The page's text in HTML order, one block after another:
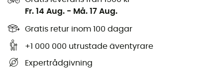
Fr. 14 Aug. - Må. 17 Aug.
Gratis retur inom 100 dagar
+1 000 000 utrustade äventyrare
Expertrådgivning
äventyr. Denna mycket exakta IGN-karta (skala 1:25 000)
innehåller alla nödvändiga detaljer för att navigera på
stigar och vägar i Basse Terre - Soufrière - Les Saintes
och upptäcka dess många rikedomar: höjder,
vattendrag, stugor och andra anmärkningsvärda
platser... Utöver din orienteringsförmåga är denna